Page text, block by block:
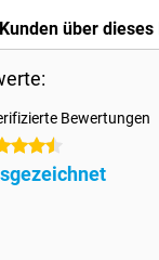
über
Bewertungen